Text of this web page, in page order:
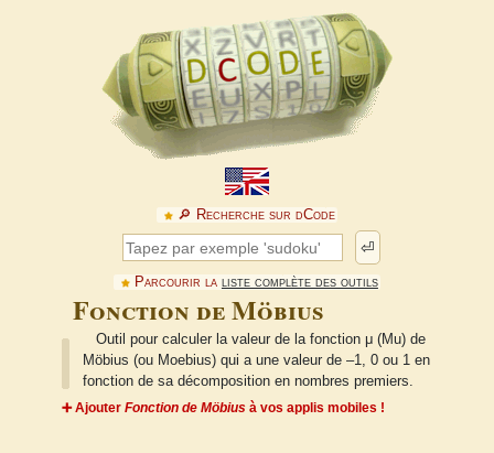
🔎︎ Recherche sur dCode
⏎
Parcourir la liste complète des outils
Fonction de Möbius
Outil pour calculer la valeur de la fonction μ (Mu) de
Möbius (ou Moebius) qui a une valeur de –1, 0 ou 1 en
fonction de sa décomposition en nombres premiers.
➕ Ajouter Fonction de Möbius à vos applis mobiles !